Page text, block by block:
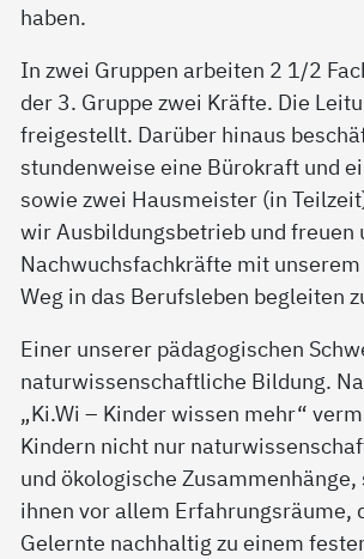
haben.
In zwei Gruppen arbeiten 2 1/2
der 3. Gruppe zwei Kräfte. Die
freigestellt. Darüber hinaus
stundenweise eine Bürokraft und
sowie zwei Hausmeister (in
wir Ausbildungsbetrieb und freuen
Nachwuchsfachkräfte mit unserem
Weg in das Berufsleben begleiten
Einer unserer pädagogischen
naturwissenschaftliche Bildung.
„Ki.Wi – Kinder wissen mehr“
Kindern nicht nur
und ökologische
ihnen vor allem Erfahrungsräume,
Gelernte nachhaltig zu einem